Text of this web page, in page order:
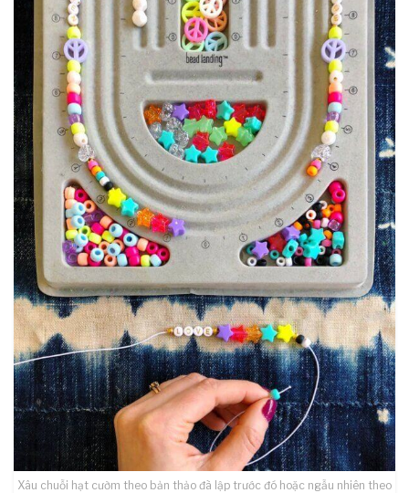
Xâu chuỗi hạt cườm theo bản thảo đã lập trước đó hoặc ngẫu nhiên theo